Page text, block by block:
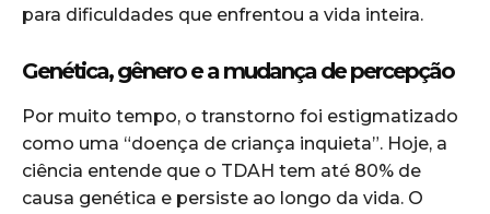
para dificuldades que enfrentou a vida inteira.
Genética, gênero e a mudança de percepção
Por muito tempo, o transtorno foi estigmatizado
como uma “doença de criança inquieta”. Hoje, a
ciência entende que o TDAH tem até 80% de
causa genética e persiste ao longo da vida. O